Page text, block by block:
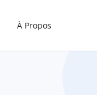
À Propos